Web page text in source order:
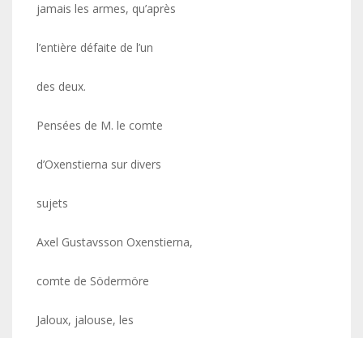
jamais les armes, qu’après
l’entière défaite de l’un
des deux.
Pensées de M. le comte
d’Oxenstierna sur divers
sujets
Axel Gustavsson Oxenstierna,
comte de Södermöre
Jaloux, jalouse, les